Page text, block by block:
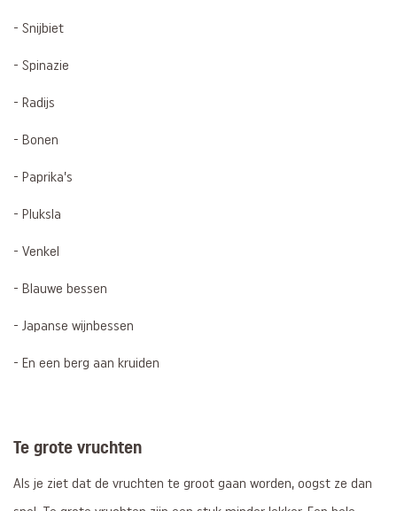
- Snijbiet
- Spinazie
- Radijs
- Bonen
- Paprika’s
- Pluksla
- Venkel
- Blauwe bessen
- Japanse wijnbessen
- En een berg aan kruiden
Te grote vruchten
Als je ziet dat de vruchten te groot gaan worden, oogst ze dan